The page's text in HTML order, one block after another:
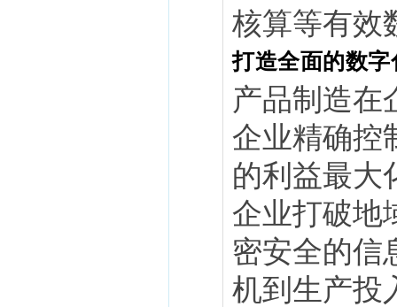
核算等有效
打造全面的数
产品制造在
企业精确控
的利益最大
企业打破地
密安全的信
机到生产投